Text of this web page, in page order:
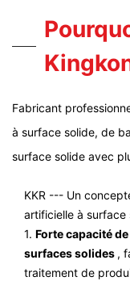
Fabricant
à surface solide, de
surface solide avec
KKR --- Un
artificielle à surface
1. Forte capacité
surfaces solides ,
traitement de